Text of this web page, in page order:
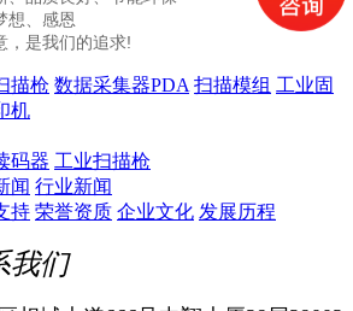
、感恩
是我们的追求!
描枪 数据采集器PDA 扫描模组 工业固
机
码器 工业扫描枪
闻 行业新闻
持 荣誉资质 企业文化 发展历程
我们